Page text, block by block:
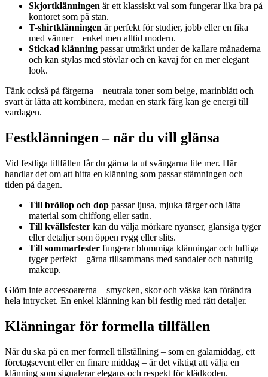
Skjortklänningen är ett klassiskt val som fungerar lika bra på
kontoret som på stan.
T-shirtklänningen är perfekt för studier, jobb eller en fika
med vänner – enkel men alltid modern.
Stickad klänning passar utmärkt under de kallare månaderna
och kan stylas med stövlar och en kavaj för en mer elegant
look.
Tänk också på färgerna – neutrala toner som beige, marinblått och
svart är lätta att kombinera, medan en stark färg kan ge energi till
vardagen.
Festklänningen – när du vill glänsa
Vid festliga tillfällen får du gärna ta ut svängarna lite mer. Här
handlar det om att hitta en klänning som passar stämningen och
tiden på dagen.
Till bröllop och dop passar ljusa, mjuka färger och lätta
material som chiffong eller satin.
Till kvällsfester kan du välja mörkare nyanser, glansiga tyger
eller detaljer som öppen rygg eller slits.
Till sommarfester fungerar blommiga klänningar och luftiga
tyger perfekt – gärna tillsammans med sandaler och naturlig
makeup.
Glöm inte accessoarerna – smycken, skor och väska kan förändra
hela intrycket. En enkel klänning kan bli festlig med rätt detaljer.
Klänningar för formella tillfällen
När du ska på en mer formell tillställning – som en galamiddag, ett
företagsevent eller en finare middag – är det viktigt att välja en
klänning som signalerar elegans och respekt för klädkoden.